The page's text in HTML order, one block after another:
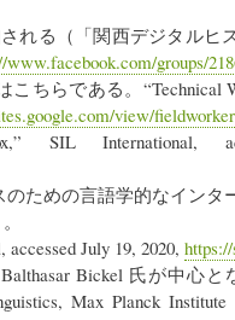
れる（「関西デジタルヒ
www.facebook.com/groups/
ちらである。“Technical
view/
SIL International,
ための言語学的なインタ
July 19, 2020,
Bickel 氏が中心
Max Planck Institute